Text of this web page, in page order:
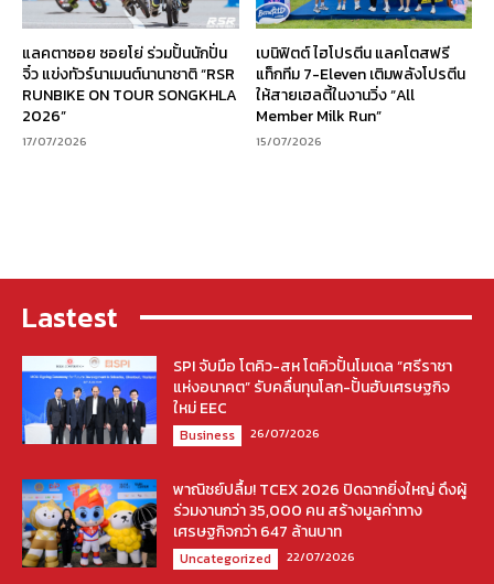
แลคตาซอย ซอยโย่ ร่วมปั้นนักปั่น
จิ๋ว แข่งทัวร์นาเมนต์นานาชาติ “RSR
RUNBIKE ON TOUR SONGKHLA
2026”
17/07/2026
เบนิฟิตต์ ไฮโปรตีน แลคโตสฟรี
แท็กทีม 7-Eleven เติมพลังโปรตีน
ให้สายเฮลตี้ในงานวิ่ง “All
Member Milk Run”
15/07/2026
Lastest
SPI จับมือ โตคิว-สห โตคิวปั้นโมเดล “ศรีราชา
แห่งอนาคต” รับคลื่นทุนโลก-ปั้นฮับเศรษฐกิจ
ใหม่ EEC
Business 26/07/2026
พาณิชย์ปลื้ม! TCEX 2026 ปิดฉากยิ่งใหญ่ ดึงผู้
ร่วมงานกว่า 35,000 คน สร้างมูลค่าทาง
เศรษฐกิจกว่า 647 ล้านบาท
Uncategorized 22/07/2026